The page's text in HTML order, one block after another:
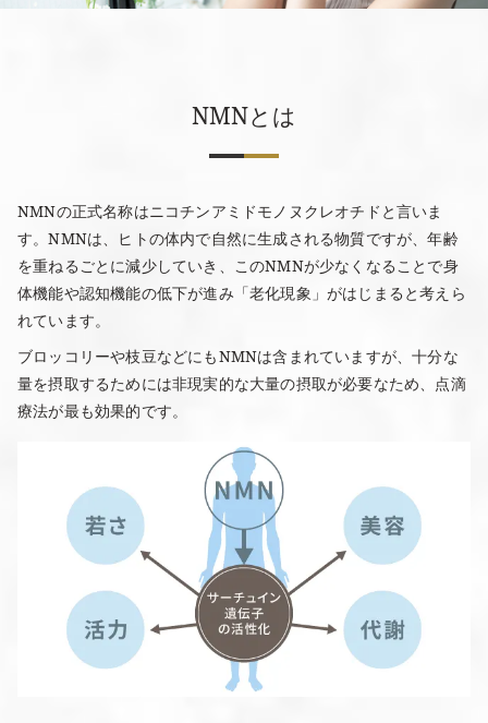
NMNとは
NMNの正式名称はニコチンアミドモノヌクレオチドと言いま
す。NMNは、ヒトの体内で自然に生成される物質ですが、年齢
を重ねるごとに減少していき、このNMNが少なくなることで身
体機能や認知機能の低下が進み「老化現象」がはじまると考えら
れています。
ブロッコリーや枝豆などにもNMNは含まれていますが、十分な
量を摂取するためには非現実的な大量の摂取が必要なため、点滴
療法が最も効果的です。